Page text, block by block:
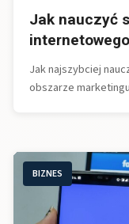
Jak nauczyć
Jak najszybciej
obszarze
BIZNES